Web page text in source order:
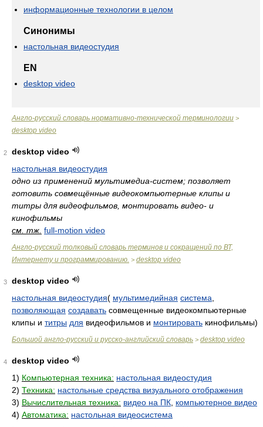
информационные технологии в целом
Синонимы
настольная видеостудия
EN
desktop video
Англо-русский словарь нормативно-технической терминологии >
desktop video
2
desktop video
настольная видеостудия
одно из применений мультимедиа-систем; позволяет
готовить совмещённые видеокомпьютерные клипы и
титры для видеофильмов, монтировать видео- и
кинофильмы
см. тж. full-motion video
Англо-русский толковый словарь терминов и сокращений по ВТ,
Интернету и программированию. > desktop video
3
desktop video
настольная видеостудия( мультимедийная система
позволяющая создавать совмещенные видеокомпьютерные
клипы и титры для видеофильмов и монтировать кинофильмы)
Большой англо-русский и русско-английский словарь > desktop video
4
desktop video
1) Компьютерная техника: настольная видеостудия
2) Техника: настольные средства визуального отображения
3) Вычислительная техника: видео на ПК компьютерное видео
4) Автоматика: настольная видеосистема